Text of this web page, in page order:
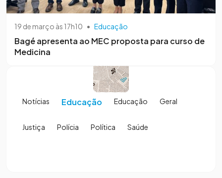
19 de março às 17h10 • Educação
Bagé apresenta ao MEC proposta para curso de
Medicina
Notícias Educação Educação Geral
Justiça Polícia Política Saúde